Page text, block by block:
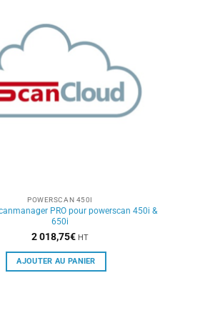
POWERSCAN 450I
PRO pour powerscan 450i &
650i
2 018,75€ HT
AJOUTER AU PANIER